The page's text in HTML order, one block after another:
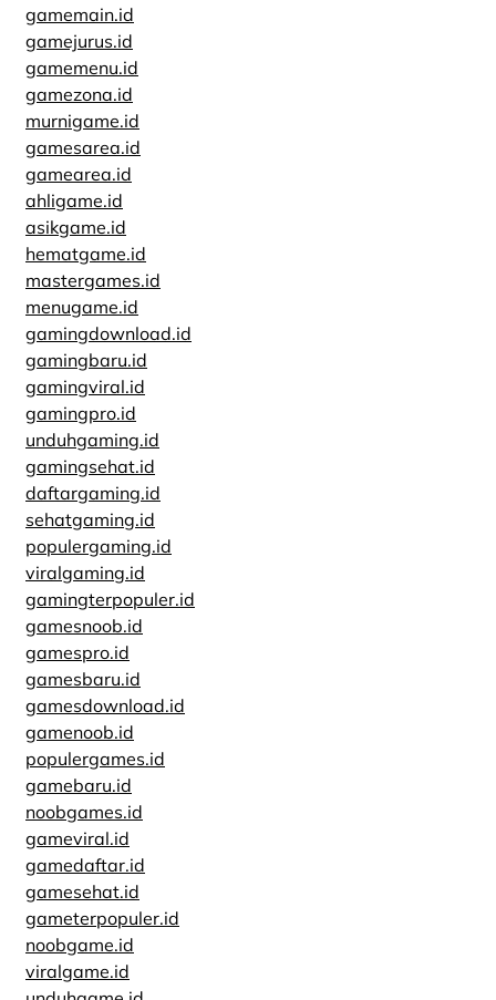
gamemain.id
gamejurus.id
gamemenu.id
gamezona.id
murnigame.id
gamesarea.id
gamearea.id
ahligame.id
asikgame.id
hematgame.id
mastergames.id
menugame.id
gamingdownload.id
gamingbaru.id
gamingviral.id
gamingpro.id
unduhgaming.id
gamingsehat.id
daftargaming.id
sehatgaming.id
populergaming.id
viralgaming.id
gamingterpopuler.id
gamesnoob.id
gamespro.id
gamesbaru.id
gamesdownload.id
gamenoob.id
populergames.id
gamebaru.id
noobgames.id
gameviral.id
gamedaftar.id
gamesehat.id
gameterpopuler.id
noobgame.id
viralgame.id